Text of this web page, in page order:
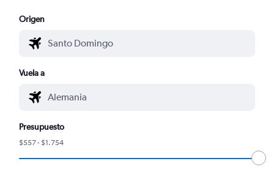
Origen
Vuela a
Presupuesto
$557 - $1.754